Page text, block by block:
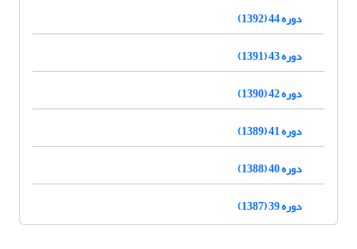
دوره 44 (1392)
دوره 43 (1391)
دوره 42 (1390)
دوره 41 (1389)
دوره 40 (1388)
دوره 39 (1387)